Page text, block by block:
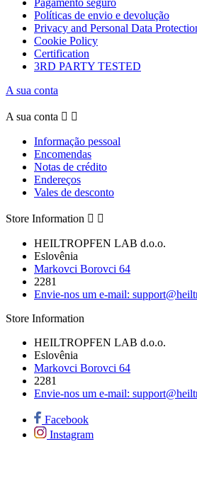
Pagamento seguro
Políticas de envio e devolução
Privacy and Personal Data
Cookie Policy
Certification
3RD PARTY TESTED
A sua conta
A sua conta  
Informação pessoal
Encomendas
Notas de crédito
Endereços
Vales de desconto
Store Information  
HEILTROPFEN LAB d.o.o.
Eslovênia
Markovci Borovci 64
2281
Envie-nos um e-mail:
Store Information
HEILTROPFEN LAB d.o.o.
Eslovênia
Markovci Borovci 64
2281
Envie-nos um e-mail:
Facebook
Instagram